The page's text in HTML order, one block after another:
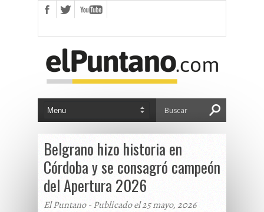
Belgrano hizo historia en
Córdoba y se consagró campeón
del Apertura 2026
El Puntano - Publicado el 25 mayo, 2026